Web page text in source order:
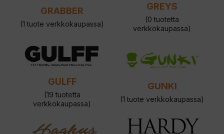
GRABBER
(1 tuote verkkokaupassa)
GREYS
(0 tuotetta
verkkokaupassa)
GULFF
(19 tuotetta
verkkokaupassa)
GUNKI
(1 tuote verkkokaupassa)